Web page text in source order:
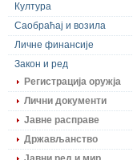
Култура
Саобраћај и возила
Личне финансије
Закон и ред
Регистрација оружја
Лични документи
Јавне расправе
Држављанство